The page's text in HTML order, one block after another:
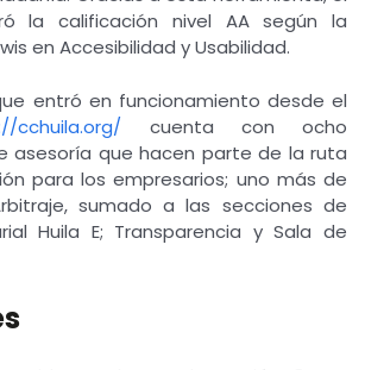
la calificación nivel AA según la
en Accesibilidad y Usabilidad.
entró en funcionamiento desde el
cchuila.org/ cuenta con ocho
asesoría que hacen parte de la ruta
para los empresarios; uno más de
sumado a las secciones de
Huila E; Transparencia y Sala de